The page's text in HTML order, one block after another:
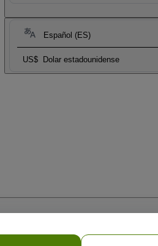
Español (ES)
US$ Dolar estadounidense
Privacidad para Móviles